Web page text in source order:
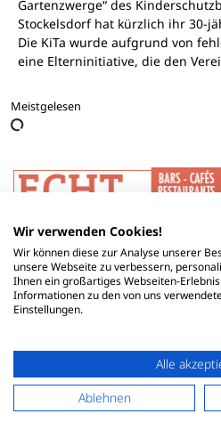
Gartenzwerge“ des
Stockelsdorf hat kürzlich ihr 30-
Die KiTa wurde aufgrund von
eine Elterninitiative, die den
Meistgelesen
Wir verwenden Cookies!
Wir können diese zur Analyse unserer
unsere Webseite zu verbessern,
Ihnen ein großartiges Webseiten-
Informationen zu den von uns
Einstellungen.
Alle
Ablehnen